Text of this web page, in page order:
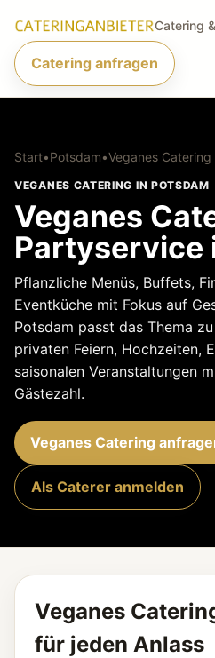
Catering anfragen
Start•Potsdam•Veganes Catering
VEGANES CATERING IN POTSDAM
Veganes
Partyservice
Pflanzliche Menüs, Buffets,
Eventküche mit Fokus auf
Potsdam passt das Thema
privaten Feiern, Hochzeiten,
saisonalen Veranstaltungen
Gästezahl.
Veganes Catering
Als Caterer anmelden
Veganes
für jeden Anlass